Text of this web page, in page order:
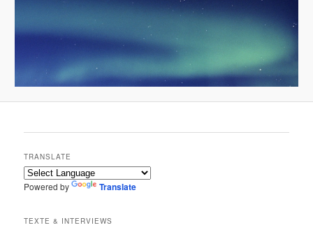
TRANSLATE
Powered by Translate
TEXTE & INTERVIEWS